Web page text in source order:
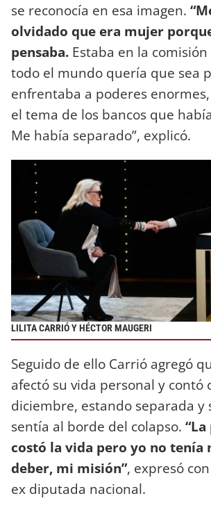
se reconocía en esa imagen.
olvidado que era mujer
pensaba. Estaba en la
todo el mundo quería que sea
enfrentaba a poderes enormes,
el tema de los bancos que
Me había separado”, explicó.
LILITA CARRIÓ Y HÉCTOR MAUGERI
Seguido de ello Carrió agregó
afectó su vida personal y contó
diciembre, estando separada y
sentía al borde del colapso.
costó la vida pero yo no tenía
deber, mi misión”, expresó
ex diputada nacional.